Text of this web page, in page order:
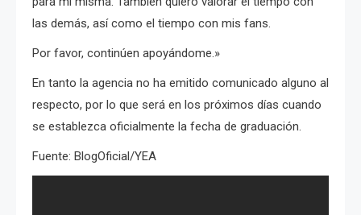
las demás, así como el tiempo con mis fans.
Por favor, continúen apoyándome.»
En tanto la agencia no ha emitido comunicado alguno al
respecto, por lo que será en los próximos días cuando
se establezca oficialmente la fecha de graduación.
Fuente: BlogOficial/YEA